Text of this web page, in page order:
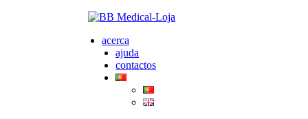
acerca
ajuda
contactos